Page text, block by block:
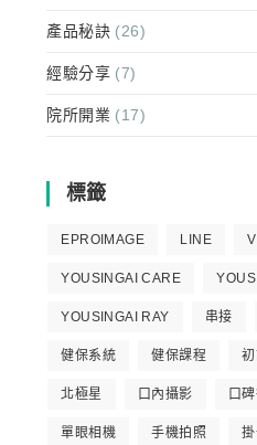
產品秘訣 (26)
經驗分享 (7)
院所開業 (17)
標籤
EPROIMAGE LINE
YOUSINGAI CARE
YOUSINGAI RAY 串接
健保系統 健保課程
北極星 口內攝影 口
單眼相機 手機拍照